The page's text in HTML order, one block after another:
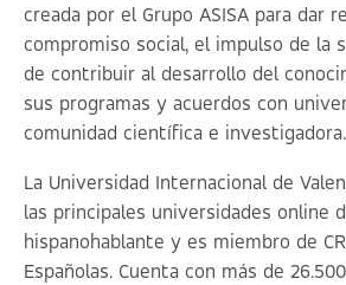
creada por el Grupo ASISA para dar
compromiso social, el impulso de la
de contribuir al desarrollo del
sus programas y acuerdos con
comunidad científica e investigadora.
La Universidad Internacional de
las principales universidades online
hispanohablante y es miembro de
Españolas. Cuenta con más de